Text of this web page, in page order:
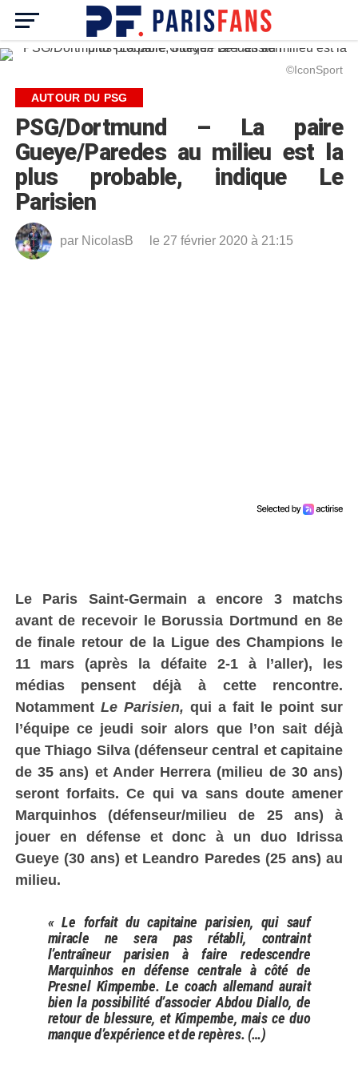
©IconSport
AUTOUR DU PSG
PSG/Dortmund – La paire
Gueye/Paredes au milieu est la
plus probable, indique Le
Parisien
par NicolasB le 27 février 2020 à 21:15
Le Paris Saint-Germain a encore 3 matchs
avant de recevoir le Borussia Dortmund en 8e
de finale retour de la Ligue des Champions le
11 mars (après la défaite 2-1 à l’aller), les
médias pensent déjà à cette rencontre.
Notamment Le Parisien, qui a fait le point sur
l’équipe ce jeudi soir alors que l’on sait déjà
que Thiago Silva (défenseur central et capitaine
de 35 ans) et Ander Herrera (milieu de 30 ans)
seront forfaits. Ce qui va sans doute amener
Marquinhos (défenseur/milieu de 25 ans) à
jouer en défense et donc à un duo Idrissa
Gueye (30 ans) et Leandro Paredes (25 ans) au
milieu.
« Le forfait du capitaine parisien, qui sauf
miracle ne sera pas rétabli, contraint
l’entraîneur parisien à faire redescendre
Marquinhos en défense centrale à côté de
Presnel Kimpembe. Le coach allemand aurait
bien la possibilité d’associer Abdou Diallo, de
retour de blessure, et Kimpembe, mais ce duo
manque d’expérience et de repères. (…)